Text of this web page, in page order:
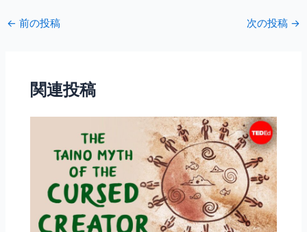
c
e
o
o
k
← 前の投稿 次の投稿 →
関連投稿